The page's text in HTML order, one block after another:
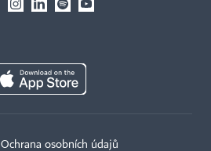
Ochrana osobních údajů